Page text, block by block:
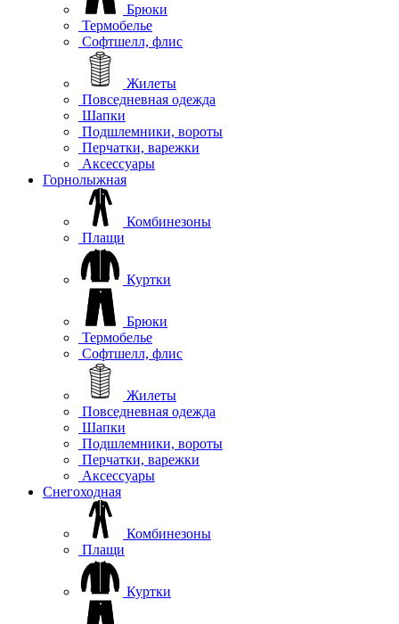
Брюки
Термобелье
Софтшелл, флис
Жилеты
Повседневная одежда
Шапки
Подшлемники, вороты
Перчатки, варежки
Аксессуары
Горнолыжная
Комбинезоны
Плащи
Куртки
Брюки
Термобелье
Софтшелл, флис
Жилеты
Повседневная одежда
Шапки
Подшлемники, вороты
Перчатки, варежки
Аксессуары
Снегоходная
Комбинезоны
Плащи
Куртки